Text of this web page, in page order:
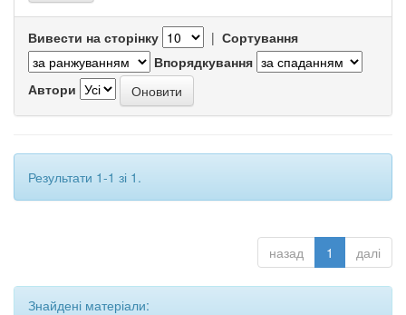
Вивести на сторінку | Сортування
Впорядкування
Автори
Результати 1-1 зі 1.
назад 1 далі
Знайдені матеріали: